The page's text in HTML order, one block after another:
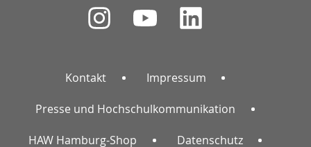
Kontakt Impressum
Presse und Hochschulkommunikation
HAW Hamburg-Shop Datenschutz